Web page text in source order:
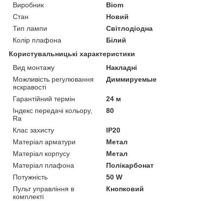
Виробник
Biom
Стан
Новий
Тип лампи
Світлодіодна
Колір плафона
Білий
Користувальницькі характеристики
Вид монтажу
Накладні
Можливість регулювання
яскравості
Диммируемые
Гарантійний термін
24 м
Індекс передачі кольору,
Ra
80
Клас захисту
IP20
Матеріал арматури
Метал
Матеріал корпусу
Метал
Матеріал плафона
Полікарбонат
Потужність
50 W
Пульт управління в
комплекті
Кнопковий